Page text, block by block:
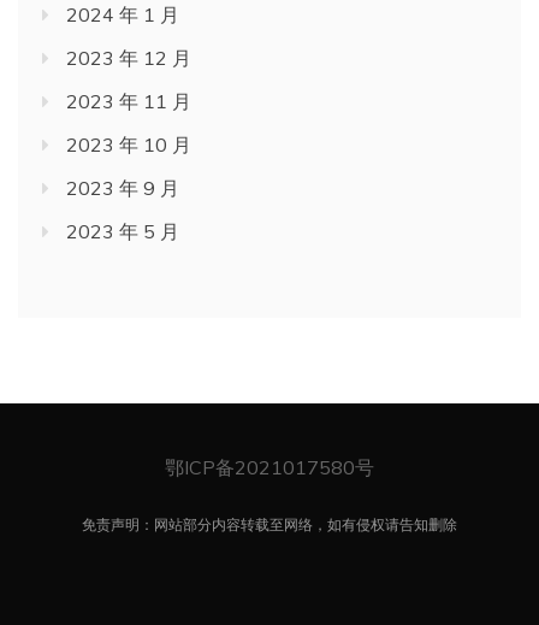
2024 年 1 月
2023 年 12 月
2023 年 11 月
2023 年 10 月
2023 年 9 月
2023 年 5 月
鄂ICP备2021017580号
免责声明：网站部分内容转载至网络，如有侵权请告知删除